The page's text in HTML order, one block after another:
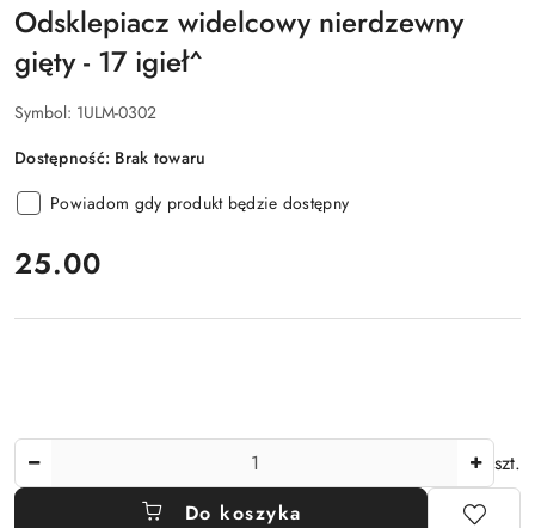
Odsklepiacz widelcowy nierdzewny
gięty - 17 igieł^
Symbol: 1ULM-0302
Dostępność: Brak towaru
Powiadom gdy produkt będzie dostępny
cena:
25.00
szt.
Do koszyka